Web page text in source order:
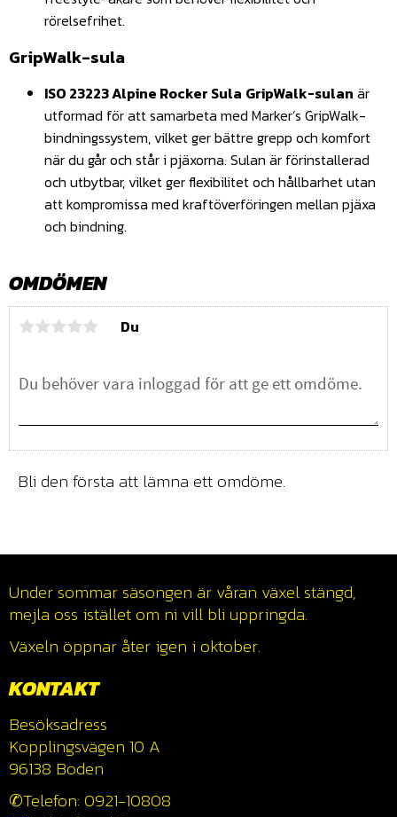
rörelsefrihet.
GripWalk-sula
ISO 23223 Alpine Rocker Sula GripWalk-sulan är
utformad för att samarbeta med Marker’s GripWalk-
bindningssystem, vilket ger bättre grepp och komfort
när du går och står i pjäxorna. Sulan är förinstallerad
och utbytbar, vilket ger flexibilitet och hållbarhet utan
att kompromissa med kraftöverföringen mellan pjäxa
och bindning.
OMDÖMEN
Du
Bli den första att lämna ett omdöme.
Under sommar säsongen är våran växel stängd,
mejla oss istället om ni vill bli uppringda.
Växeln öppnar åter igen i oktober.
KONTAKT
Besöksadress
Kopplingsvägen 10 A
96138 Boden
✆Telefon: 0921-10808